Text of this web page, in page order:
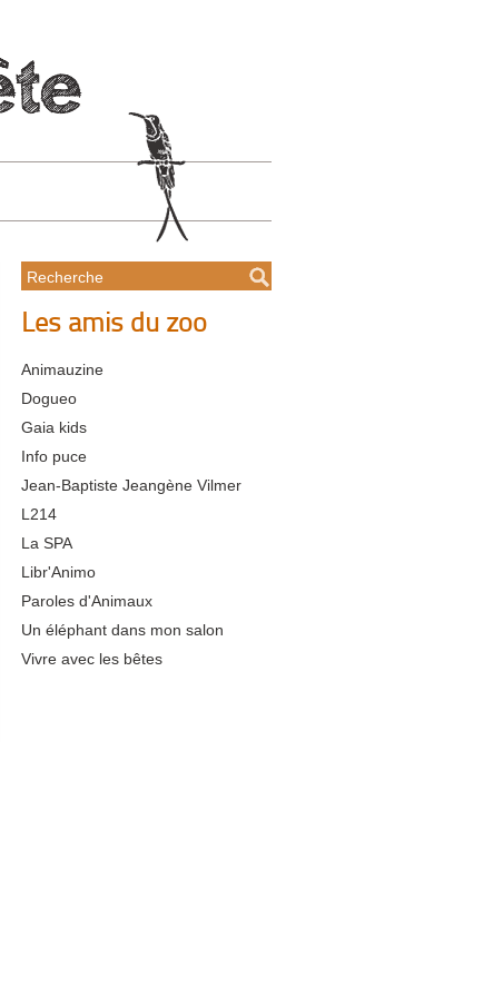
Les amis du zoo
Animauzine
Dogueo
Gaia kids
Info puce
Jean-Baptiste Jeangène Vilmer
L214
La SPA
Libr'Animo
Paroles d'Animaux
Un éléphant dans mon salon
Vivre avec les bêtes